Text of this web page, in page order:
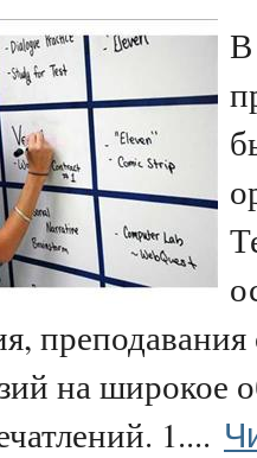
В
на широкое
1....